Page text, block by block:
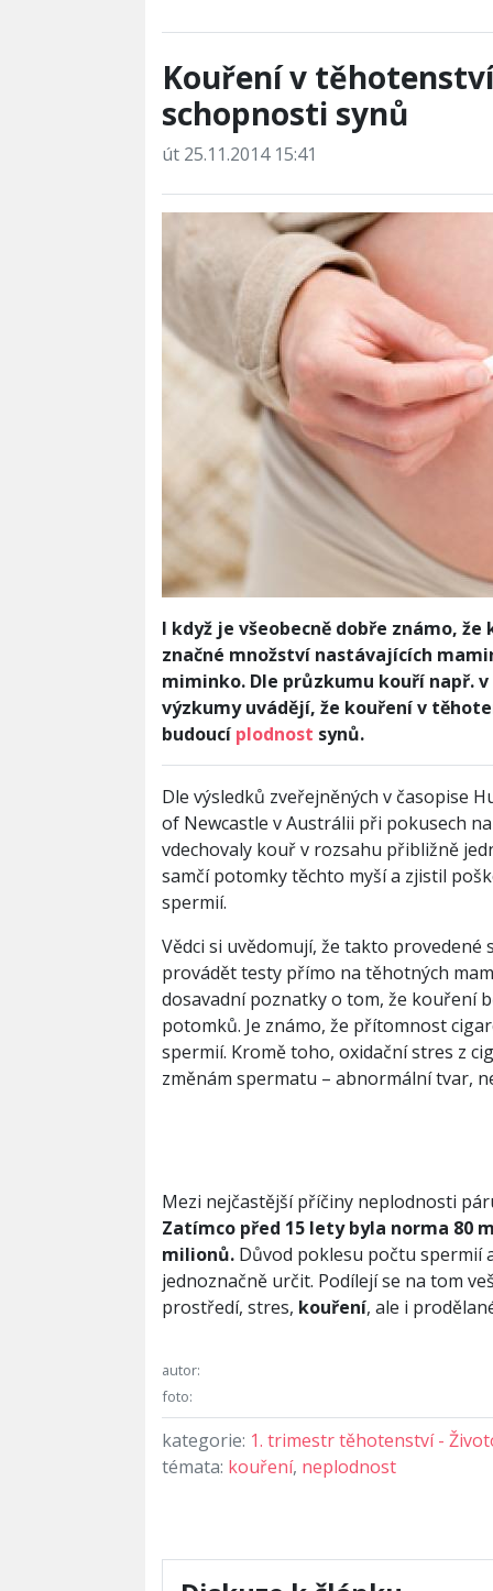
Kouření v
schopnosti synů
út 25.11.2014 15:41
I když je všeobecně dobře známo,
značné množství nastávajících
miminko. Dle průzkumu kouří např.
výzkumy uvádějí, že kouření v
budoucí plodnost synů.
Dle výsledků zveřejněných v časopise
of Newcastle v Austrálii při pokusech
vdechovaly kouř v rozsahu přibližně
samčí potomky těchto myší a zjistil
spermií.
Vědci si uvědomují, že takto provedené
provádět testy přímo na těhotných
dosavadní poznatky o tom, že kouření
potomků. Je známo, že přítomnost
spermií. Kromě toho, oxidační stres z
změnám spermatu – abnormální tvar,
Mezi nejčastější příčiny neplodnosti
Zatímco před 15 lety byla norma 80
milionů. Důvod poklesu počtu spermií
jednoznačně určit. Podílejí se na tom
prostředí, stres, kouření, ale i
autor:
foto:
kategorie: 1. trimestr těhotenství -
témata: kouření, neplodnost